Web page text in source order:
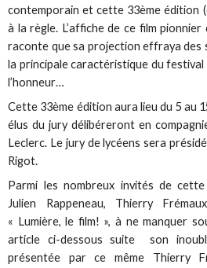
contemporain et cette 33ème édition
à la règle. L’affiche de ce film
raconte que sa projection effraya des
la principale caractéristique du festival
l’honneur…
Cette 33ème édition aura lieu du 5 au
élus du jury délibéreront en
Leclerc. Le jury de lycéens sera
Rigot.
Parmi les nombreux invités de
Julien Rappeneau, Thierry
« Lumière, le film! », à ne manquer
article ci-dessous suite son
présentée par ce même Thierry